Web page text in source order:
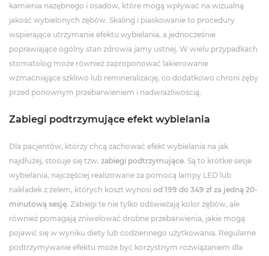
kamienia nazębnego i osadów, które mogą wpływać na wizualną
jakość wybielonych zębów. Skaling i piaskowanie to procedury
wspierające utrzymanie efektu wybielania, a jednocześnie
poprawiające ogólny stan zdrowia jamy ustnej. W wielu przypadkach
stomatolog może również zaproponować lakierowanie
wzmacniające szkliwo lub remineralizację, co dodatkowo chroni zęby
przed ponownym przebarwieniem i nadwrażliwością.
Zabiegi podtrzymujące efekt wybielania
Dla pacjentów, którzy chcą zachować efekt wybielania na jak
najdłużej, stosuje się tzw. zabiegi podtrzymujące. Są to krótkie sesje
wybielania, najczęściej realizowane za pomocą lampy LED lub
nakładek z żelem, których koszt wynosi od 199 do 349 zł za jedną 20-
minutową sesję. Zabiegi te nie tylko odświeżają kolor zębów, ale
również pomagają zniwelować drobne przebarwienia, jakie mogą
pojawić się w wyniku diety lub codziennego użytkowania. Regularne
podtrzymywanie efektu może być korzystnym rozwiązaniem dla